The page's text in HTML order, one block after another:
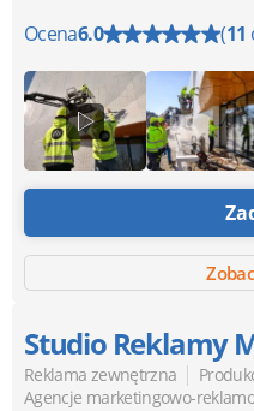
Ocena6.0 (11
Studio Reklamy
Reklama zewnętrzna |
Agencje marketingowo-